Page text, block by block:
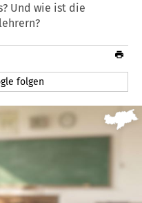
Und wie ist die
folgen